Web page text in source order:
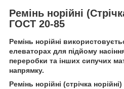
Ремінь норійні
ГОСТ 20-85
Ремінь норійні
елеваторах для підйому
переробки та інших сипучих
напрямку.
Ремінь норійні (стрічка